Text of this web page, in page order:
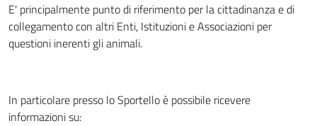
E' principalmente punto di riferimento per la cittadinanza e di
collegamento con altri Enti, Istituzioni e Associazioni per
questioni inerenti gli animali.
In particolare presso lo Sportello è possibile ricevere
informazioni su: